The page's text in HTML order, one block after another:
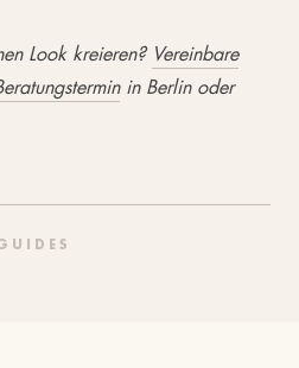
Look kreieren? Vereinbare
in Berlin oder